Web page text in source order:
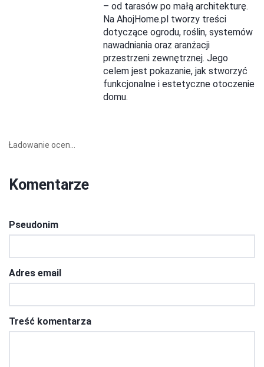
– od tarasów po małą architekturę.
Na AhojHome.pl tworzy treści
dotyczące ogrodu, roślin, systemów
nawadniania oraz aranżacji
przestrzeni zewnętrznej. Jego
celem jest pokazanie, jak stworzyć
funkcjonalne i estetyczne otoczenie
domu.
Ładowanie ocen...
Komentarze
Pseudonim
Adres email
Treść komentarza